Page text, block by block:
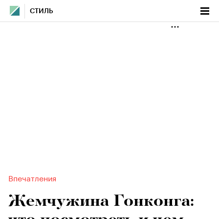
СТИЛЬ
Впечатления
Жемчужина Гонконга: